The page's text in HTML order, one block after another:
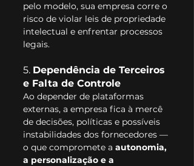
pelo modelo, sua empresa corre o
risco de violar leis de propriedade
intelectual e enfrentar processos
legais.
5. Dependência de Terceiros
e Falta de Controle
Ao depender de plataformas
externas, a empresa fica à mercê
de decisões, políticas e possíveis
instabilidades dos fornecedores —
o que compromete a autonomia,
a personalização e a